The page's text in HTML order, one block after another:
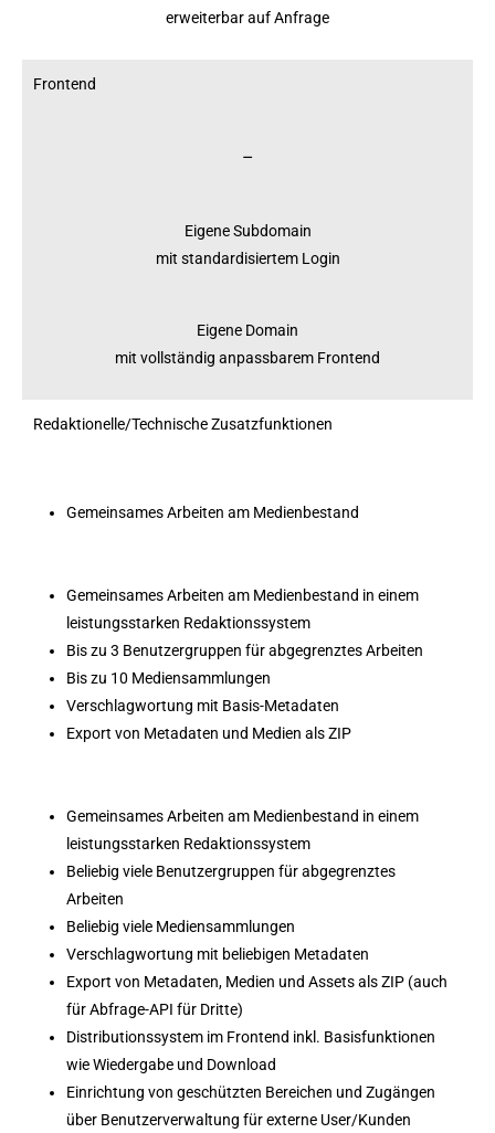
erweiterbar auf Anfrage
Frontend
–
Eigene Subdomain
mit standardisiertem Login
Eigene Domain
mit vollständig anpassbarem Frontend
Redaktionelle/Technische Zusatzfunktionen
Gemeinsames Arbeiten am Medienbestand
Gemeinsames Arbeiten am Medienbestand in einem
leistungsstarken Redaktionssystem
Bis zu 3 Benutzergruppen für abgegrenztes Arbeiten
Bis zu 10 Mediensammlungen
Verschlagwortung mit Basis-Metadaten
Export von Metadaten und Medien als ZIP
Gemeinsames Arbeiten am Medienbestand in einem
leistungsstarken Redaktionssystem
Beliebig viele Benutzergruppen für abgegrenztes
Arbeiten
Beliebig viele Mediensammlungen
Verschlagwortung mit beliebigen Metadaten
Export von Metadaten, Medien und Assets als ZIP (auch
für Abfrage-API für Dritte)
Distributionssystem im Frontend inkl. Basisfunktionen
wie Wiedergabe und Download
Einrichtung von geschützten Bereichen und Zugängen
über Benutzerverwaltung für externe User/Kunden